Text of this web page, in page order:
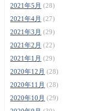
2021年5月 (28)
2021年4月 (27)
2021年3月 (29)
2021年2月 (22)
2021年1月 (29)
2020年12月 (28)
2020年11月 (28)
2020年10月 (29)